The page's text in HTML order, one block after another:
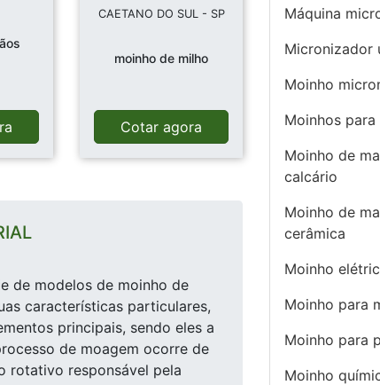
CAETANO DO SUL - SP
moinho de milho
Cotar agora
de modelos de moinho de
características particulares,
principais, sendo eles a
de moagem ocorre de
rotativo responsável pela
Máquina
Micronizador
Moinho
Moinhos
Moinho de
calcário
Moinho de
cerâmica
Moinho
Moinho para
Moinho para
Moinho